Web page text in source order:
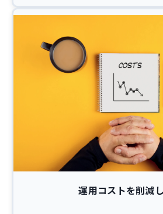
運用コストを削減